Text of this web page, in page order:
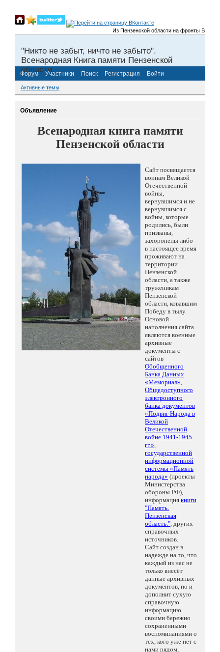
Из Пензенской области на фронты
"Никто не забыт, ничто не забыто".
Всенародная Книга памяти Пензенской
области.
Форум Участники Поиск Регистрация Войти
Активные темы
Объявление
Всенародная книга памяти
Пензенской области
Сайт посвящается
воинам Великой
Отечественной
войны,
вернувшимся и не
вернувшимся с
войны, которые
родились, были
призваны,
захоронены либо
в настоящее время
проживают на
территории
Пензенской
области, а также
труженикам
Пензенской
области, ковавшим
Победу в тылу.
Основой
наполнения сайта
являются военные
архивные
документы с
сайтов
Обобщенного
Банка Данных
«Мемориал»,
Общедоступного
электронного
банка документов
«Подвиг Народа в
Великой
Отечественной
войне 1941-1945
гг.»,
государственной
информационной
системы «Память
народа» (проекты
Министерства
обороны РФ),
информация книги
"Память.
Пензенская
область.", других
справочных
источников.
Сайт создан в
надежде на то, что
каждый из нас не
только внесёт
данные архивных
документов, но и
дополнит сухую
справочную
информацию
своими бережно
сохраненными
воспоминаниями о
тех, кого уже нет с
нами рядом,